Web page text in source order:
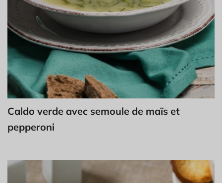
Caldo verde avec semoule de maïs et
pepperoni